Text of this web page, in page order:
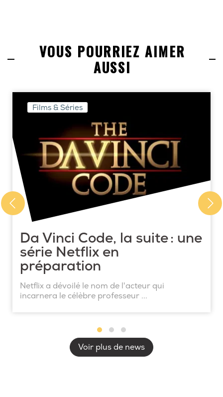
VOUS POURRIEZ AIMER
AUSSI
Films & Séries
Da Vinci Code, la suite : une
série Netflix en
préparation
Netflix a dévoilé le nom de l'acteur qui
incarnera le célèbre professeur ...
Voir plus de news